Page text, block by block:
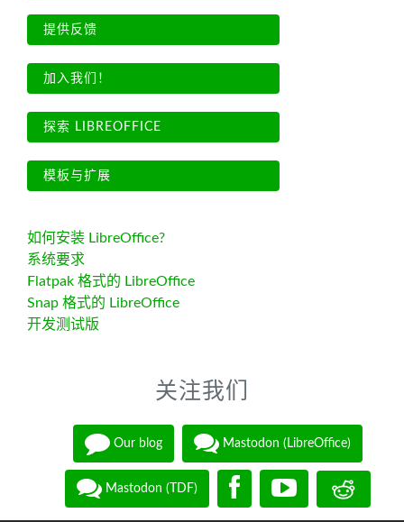
提供反馈
加入我们！
探索 LIBREOFFICE
模板与扩展
如何安装 LibreOffice?
系统要求
Flatpak 格式的 LibreOffice
Snap 格式的 LibreOffice
开发测试版
关注我们
Our blog Mastodon (LibreOffice)
Mastodon (TDF)